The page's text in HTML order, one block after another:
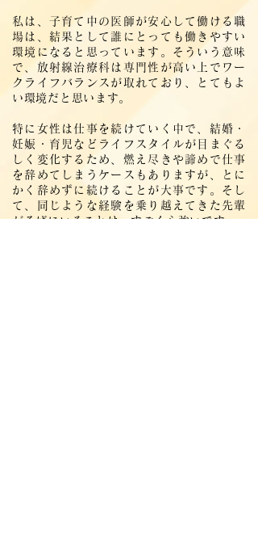
私は、子育て中の医師が安心して働ける職
場は、結果として誰にとっても働きやすい
環境になると思っています。そういう意味
で、放射線治療科は専門性が高い上でワー
クライフバランスが取れており、とてもよ
い環境だと思います。
特に女性は仕事を続けていく中で、結婚・
妊娠・育児などライフスタイルが目まぐる
しく変化するため、燃え尽きや諦めで仕事
を辞めてしまうケースもありますが、とに
かく辞めずに続けることが大事です。そし
て、同じような経験を乗り越えてきた先輩
がそばにいることは、すごく心強いです。